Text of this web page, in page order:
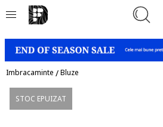
Imbracaminte /Bluze
STOC EPUIZAT